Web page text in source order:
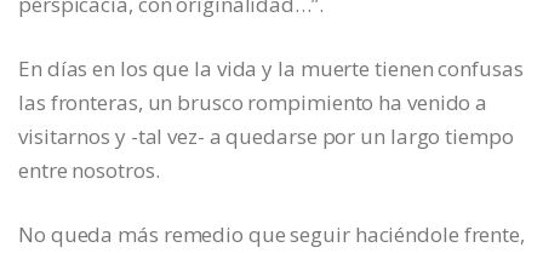
En días en los que la vida y la muerte tienen confusas
las fronteras, un brusco rompimiento ha venido a
visitarnos y -tal vez- a quedarse por un largo tiempo
entre nosotros.
No queda más remedio que seguir haciéndole frente,